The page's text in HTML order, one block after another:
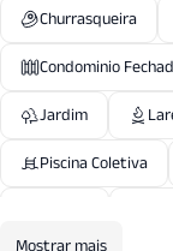
Churrasqueira
Condominio
Jardim
Piscina Coletiva